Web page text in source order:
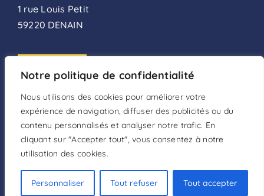
Notre politique de confidentialité
Nous utilisons des cookies pour améliorer votre
expérience de navigation, diffuser des publicités ou du
contenu personnalisés et analyser notre trafic. En
cliquant sur "Accepter tout", vous consentez à notre
utilisation des cookies.
Personnaliser Tout refuser Tout accepter
1 rue Louis Petit
59220 DENAIN
FAIRE UN DON
DEVENIR BÉNÉVOLE
Conditions d’utilisation